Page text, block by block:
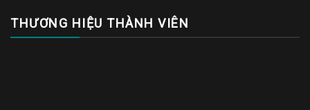
THƯƠNG HIỆU THÀNH VIÊN